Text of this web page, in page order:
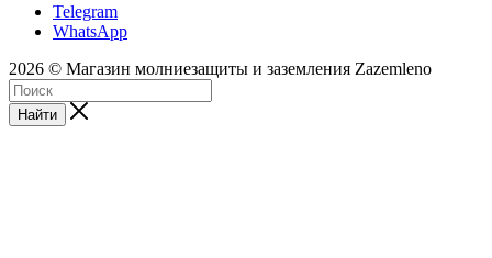
Telegram
WhatsApp
2026 © Магазин молниезащиты и заземления Zazemleno
Найти